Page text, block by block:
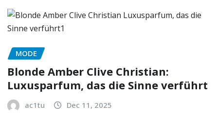
MODE
Blonde Amber Clive Christian:
Luxusparfum, das die Sinne verführt
ac1tu Dec 11, 2025